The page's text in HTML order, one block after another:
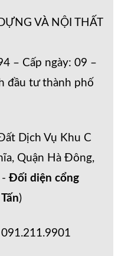
VÀ NỘI THẤT
– Cấp ngày: 09 –
đầu tư thành phố
Dịch Vụ Khu C
Quận Hà Đông,
- Đối diện cổng
)